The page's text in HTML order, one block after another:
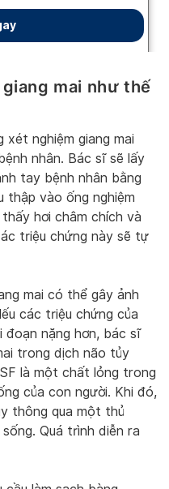
mai như thế
xét nghiệm giang mai
nhân. Bác sĩ sẽ lấy
tay bệnh nhân bằng
thập vào ống nghiệm
hơi châm chích và
triệu chứng này sẽ tự
mai có thể gây ảnh
các triệu chứng của
đoạn nặng hơn, bác sĩ
trong dịch não tủy
là một chất lỏng trong
của con người. Khi đó,
thông qua một thủ
Quá trình diễn ra